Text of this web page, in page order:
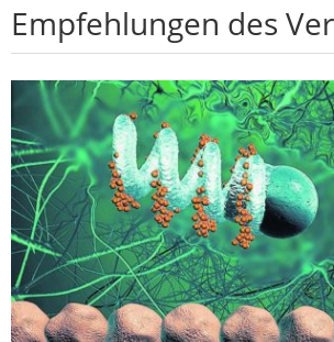
Empfehlungen des